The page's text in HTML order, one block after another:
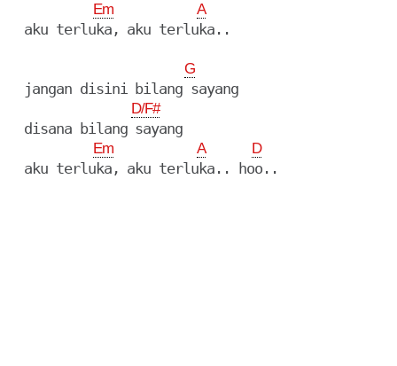
Em A
  aku terluka, aku terluka..
G
  jangan disini bilang sayang
D/F#
  disana bilang sayang
Em A D